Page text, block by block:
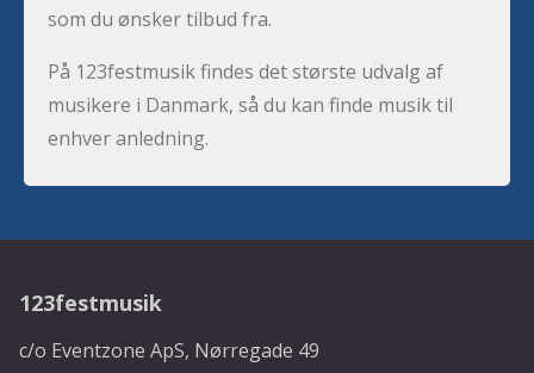
som du ønsker tilbud fra.
På 123festmusik findes det største udvalg af
musikere i Danmark, så du kan finde musik til
enhver anledning.
123festmusik
c/o Eventzone ApS, Nørregade 49